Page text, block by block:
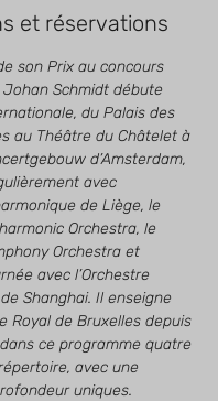
et réservations
son Prix au concours
Johan Schmidt débute
du Palais des
au Théâtre du Châtelet à
d’Amsterdam,
avec
de Liège, le
Orchestra, le
Orchestra et
avec l’Orchestre
Shanghai. Il enseigne
Royal de Bruxelles depuis
ce programme quatre
avec une
uniques.